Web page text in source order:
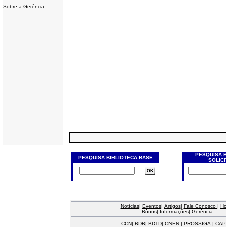
Sobre a Gerência
PESQUISA BIBLIOTECA BASE
PESQUISA
Notícias| Eventos| Artigos| Fale Conosco |
Bônus| Informações| Gerência
CCN| BDB| BDTD| CNEN | PROSSIGA |